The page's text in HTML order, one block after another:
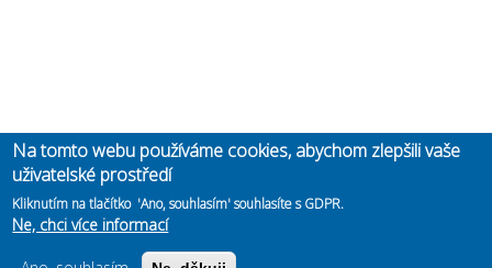
Na tomto webu používáme cookies, abychom zlepšili vaše
uživatelské prostředí
Kliknutím na tlačítko 'Ano, souhlasím' souhlasíte s GDPR.
Ne, chci více informací